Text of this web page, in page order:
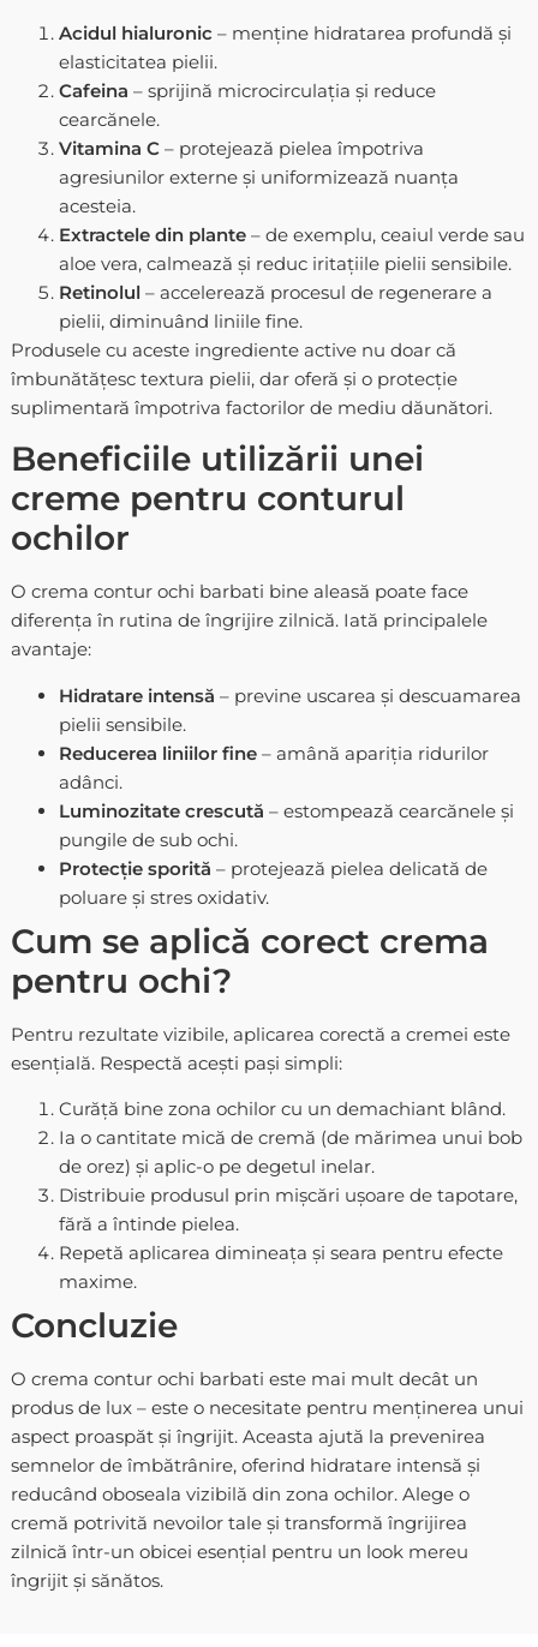
Acidul hialuronic – menține hidratarea profundă și
elasticitatea pielii.
Cafeina – sprijină microcirculația și reduce
cearcănele.
Vitamina C– protejează pielea împotriva
agresiunilor externe și uniformizează nuanța
acesteia.
Extractele din plante– de exemplu, ceaiul verde sau
aloe vera, calmează și reduc iritațiile pielii sensibile.
Retinolul – accelerează procesul de regenerare a
pielii, diminuând liniile fine.
Produsele cu aceste ingrediente active nu doar că
îmbunătățesc textura pielii, dar oferă și o protecție
suplimentară împotriva factorilor de mediu dăunători.
Beneficiile utilizării unei
creme pentru conturul
ochilor
O crema contur ochi barbati bine aleasă poate face
diferența în rutina de îngrijire zilnică. Iată principalele
avantaje:
Hidratare intensă – previne uscarea și descuamarea
pielii sensibile.
Reducerea liniilor fine– amână apariția ridurilor
adânci.
Luminozitate crescută – estompează cearcănele și
pungile de sub ochi.
Protecție sporită – protejează pielea delicată de
poluare și stres oxidativ.
Cum se aplică corect crema
pentru ochi?
Pentru rezultate vizibile, aplicarea corectă a cremei este
esențială. Respectă acești pași simpli:
Curăță bine zona ochilor cu un demachiant blând.
Ia o cantitate mică de cremă (de mărimea unui bob
de orez) și aplic-o pe degetul inelar.
Distribuie produsul prin mișcări ușoare de tapotare,
fără a întinde pielea.
Repetă aplicarea dimineața și seara pentru efecte
maxime.
Concluzie
O crema contur ochi barbati este mai mult decât un
produs de lux – este o necesitate pentru menținerea unui
aspect proaspăt și îngrijit. Aceasta ajută la prevenirea
semnelor de îmbătrânire, oferind hidratare intensă și
reducând oboseala vizibilă din zona ochilor. Alege o
cremă potrivită nevoilor tale și transformă îngrijirea
zilnică într-un obicei esențial pentru un look mereu
îngrijit și sănătos.